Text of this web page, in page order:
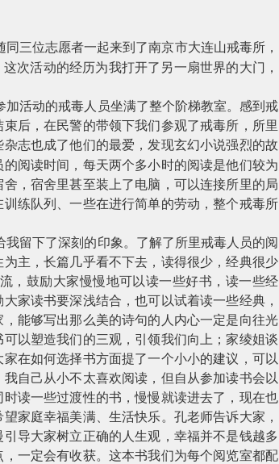
三位志愿者一起来到了南京市大连山戒毒所，
次活动的经历为我打开了另一扇世界的大门，
活动的戒毒人员坐满了整个阶梯教室。感到戒
后，在民警的带领下我们参观了戒毒所，所里
志也成了他们的最爱，发现玄幻小说强烈的故
阅读时间，每天两个多小时的阅读是他们较为
，宿舍里甚至装上了电脑，可以连接所里的局
练队列、一些在进行简单的劳动，整个戒毒所
留下了深刻的印象。了解了所里戒毒人员的阅
主，长篇几乎看不下去，读得很少，经典很少
，鼓励大家慢慢地可以读一些好书，读一些经
家读书要深浅结合，也可以试着读一些经典，
能够写出那么美的诗句的人内心一定是向往光
以塑造我们的三观，引领我们向上；家绫姐谈
在如何选择书方面提了一个小小的建议，可以
自己从小不太喜欢阅读，但自从参加读书会以
读一些过渡性的书，慢慢就读进去了，现在也
家庭幸福美满、生活快乐。孔老师告诉大家，
导大家树立正确的人生观，幸福并不是钱越多
一定会有收获。这本书我们为每个阅览室都配